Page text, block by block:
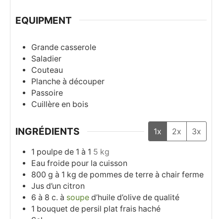
EQUIPMENT
Grande casserole
Saladier
Couteau
Planche à découper
Passoire
Cuillère en bois
INGRÉDIENTS 1x 2x 3x
1 poulpe de 1 à 1 5 kg
Eau froide pour la cuisson
800 g à 1 kg de pommes de terre à chair ferme
Jus d’un citron
6 à 8 c. à soupe d’huile d’olive de qualité
1 bouquet de persil plat frais haché